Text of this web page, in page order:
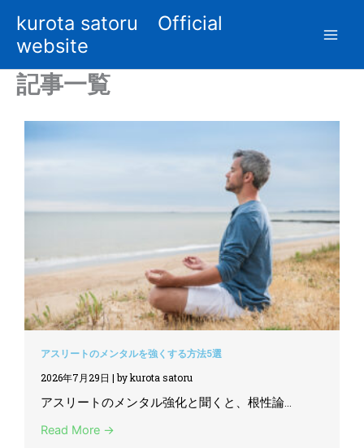
ス
kurota satoru Official
website
記事一覧
アスリートのメンタルを強くする方法5選
2026年7月29日 |by kurota satoru
アスリートのメンタル強化と聞くと、根性論...
Read More →